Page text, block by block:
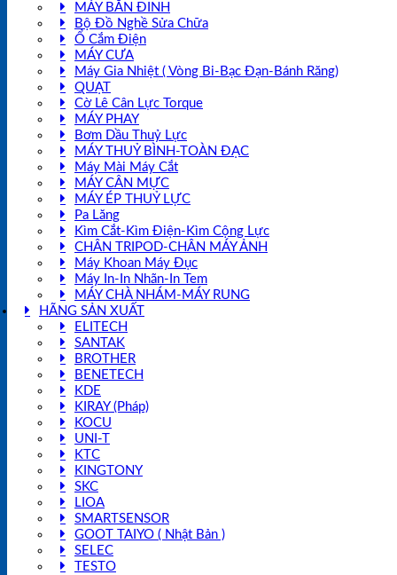
MÁY BẮN ĐINH
Bộ Đồ Nghề Sửa Chữa
Ổ Cắm Điện
MÁY CƯA
Máy Gia Nhiệt ( Vòng Bi-Bạc Đạn-Bánh Răng)
QUẠT
Cờ Lê Cân Lực Torque
MÁY PHAY
Bơm Dầu Thuỷ Lực
MÁY THUỶ BÌNH-TOÀN ĐẠC
Máy Mài Máy Cắt
MÁY CÂN MỰC
MÁY ÉP THUỶ LỰC
Pa Lăng
Kìm Cắt-Kìm Điện-Kìm Cộng Lực
CHÂN TRIPOD-CHÂN MÁY ẢNH
Máy Khoan Máy Đục
Máy In-In Nhãn-In Tem
MÁY CHÀ NHÁM-MÁY RUNG
HÃNG SẢN XUẤT
ELITECH
SANTAK
BROTHER
BENETECH
KDE
KIRAY (Pháp)
KOCU
UNI-T
KTC
KINGTONY
SKC
LIOA
SMARTSENSOR
GOOT TAIYO ( Nhật Bản )
SELEC
TESTO